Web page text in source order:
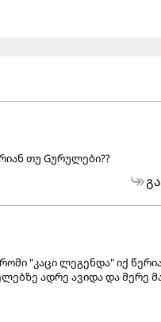
თუ Gურულები??
"კაცი ლეგენდა" იქ
ადრე ავიდა და მერე